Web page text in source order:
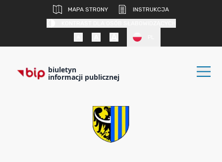
MAPA STRONY
INSTRUKCJA
biuletyn
informacji publicznej